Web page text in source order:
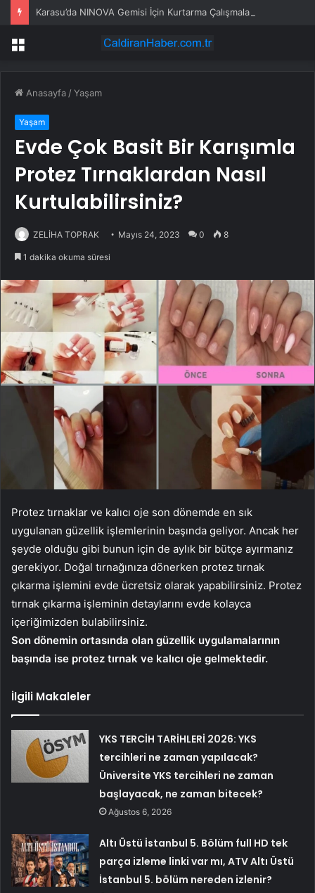
Karasu’da NINOVA Gemisi İçin Kurtarma Çalışmaları
Menü
Anasayfa /Yaşam
Yaşam
Evde Çok Basit Bir Karışımla
Protez Tırnaklardan Nasıl
Kurtulabilirsiniz?
ZELİHA TOPRAK Mayıs 24, 2023 0 8
1 dakika okuma süresi
Protez tırnaklar ve kalıcı oje son dönemde en sık
uygulanan güzellik işlemlerinin başında geliyor. Ancak her
şeyde olduğu gibi bunun için de aylık bir bütçe ayırmanız
gerekiyor. Doğal tırnağınıza dönerken protez tırnak
çıkarma işlemini evde ücretsiz olarak yapabilirsiniz. Protez
tırnak çıkarma işleminin detaylarını evde kolayca
içeriğimizden bulabilirsiniz.
Son dönemin ortasında olan güzellik uygulamalarının
başında ise protez tırnak ve kalıcı oje gelmektedir.
İlgili Makaleler
YKS TERCİH TARİHLERİ 2026: YKS
tercihleri ne zaman yapılacak?
Üniversite YKS tercihleri ne zaman
başlayacak, ne zaman bitecek?
Ağustos 6, 2026
Altı Üstü İstanbul 5. Bölüm full HD tek
parça izleme linki var mı, ATV Altı Üstü
İstanbul 5. bölüm nereden izlenir?